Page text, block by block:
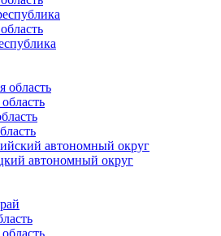
область
автономный округ
автономный округ